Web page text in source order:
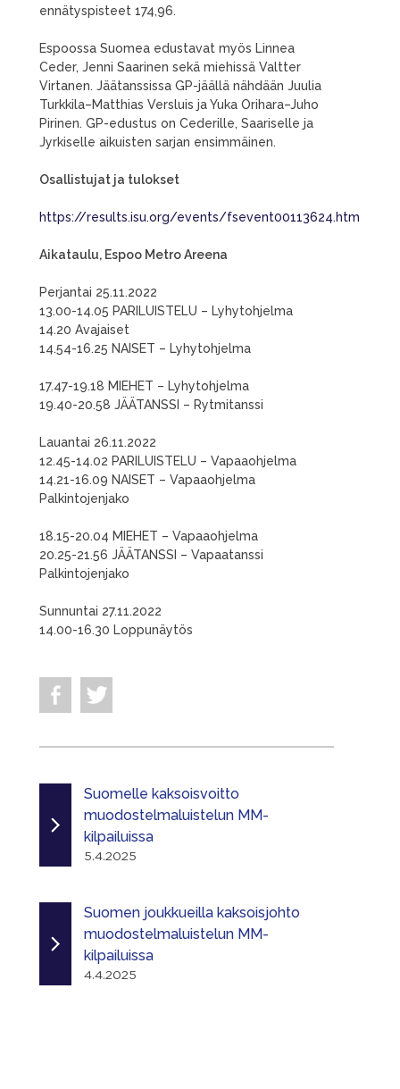
ennätyspisteet 174,96.
Espoossa Suomea edustavat myös Linnea
Ceder, Jenni Saarinen sekä miehissä Valtter
Virtanen. Jäätanssissa GP-jäällä nähdään Juulia
Turkkila–Matthias Versluis ja Yuka Orihara–Juho
Pirinen. GP-edustus on Cederille, Saariselle ja
Jyrkiselle aikuisten sarjan ensimmäinen.
Osallistujat ja tulokset
https://results.isu.org/events/fsevent00113624.htm
Aikataulu, Espoo Metro Areena
Perjantai 25.11.2022
13.00-14.05 PARILUISTELU – Lyhytohjelma
14.20 Avajaiset
14.54-16.25 NAISET – Lyhytohjelma
17.47-19.18 MIEHET – Lyhytohjelma
19.40-20.58 JÄÄTANSSI – Rytmitanssi
Lauantai 26.11.2022
12.45-14.02 PARILUISTELU – Vapaaohjelma
14.21-16.09 NAISET – Vapaaohjelma
Palkintojenjako
18.15-20.04 MIEHET – Vapaaohjelma
20.25-21.56 JÄÄTANSSI – Vapaatanssi
Palkintojenjako
Sunnuntai 27.11.2022
14.00-16.30 Loppunäytös
Suomelle kaksoisvoitto
muodostelmaluistelun MM-
kilpailuissa
5.4.2025
Suomen joukkueilla kaksoisjohto
muodostelmaluistelun MM-
kilpailuissa
4.4.2025